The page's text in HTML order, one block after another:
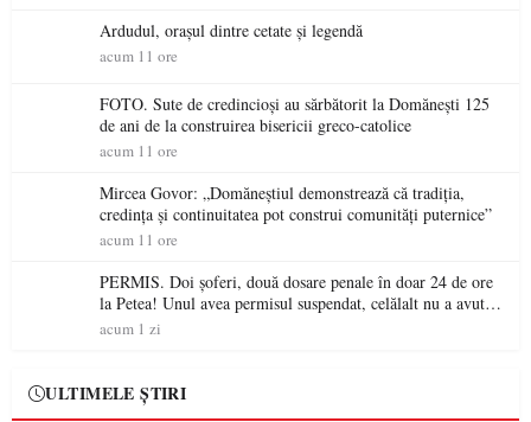
Ardudul, orașul dintre cetate și legendă
acum 11 ore
FOTO. Sute de credincioși au sărbătorit la Domănești 125
de ani de la construirea bisericii greco-catolice
acum 11 ore
Mircea Govor: „Domăneștiul demonstrează că tradiția,
credința și continuitatea pot construi comunități puternice”
acum 11 ore
PERMIS. Doi șoferi, două dosare penale în doar 24 de ore
la Petea! Unul avea permisul suspendat, celălalt nu a avut
niciodată permis
acum 1 zi
ULTIMELE ȘTIRI